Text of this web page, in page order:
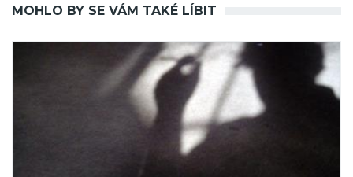
MOHLO BY SE VÁM TAKÉ LÍBIT